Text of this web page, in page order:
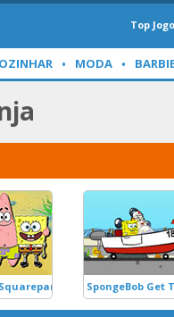
Top
MODA
Great Adventure
SpongeBob Get